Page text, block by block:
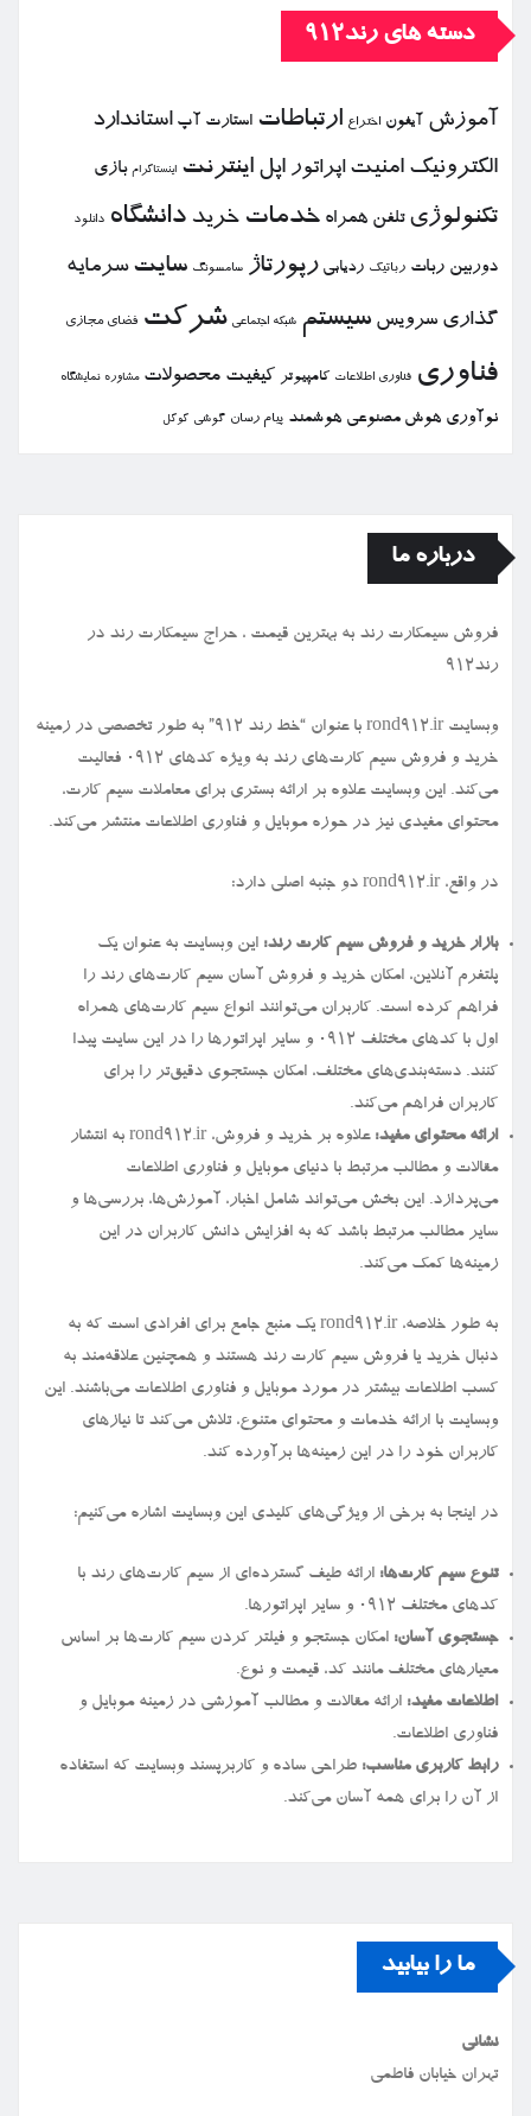
دسته های رند912
آموزش آیفون اختراع ارتباطات استارت آپ استاندارد
الكترونیك امنیت اپراتور اپل اینترنت اینستاگرام بازی
تكنولوژی تلفن همراه خدمات خرید دانشگاه دانلود
دوربین ربات رباتیك ردیابی رپورتاژ سامسونگ سایت سرمایه
گذاری سرویس سیستم شبكه اجتماعی شركت فضای مجازی
فناوری فناوری اطلاعات كامپیوتر كیفیت محصولات مشاوره نمایشگاه
نوآوری هوش مصنوعی هوشمند پیام رسان گوشی گوگل
درباره ما
فروش سیمكارت رند به بهترین قیمت ، حراج سیمكارت رند در
رند912
وبسایت rond912.ir با عنوان “خط رند ۹۱۲” به طور تخصصی در زمینه
خرید و فروش سیم کارت‌های رند به ویژه کدهای ۰۹۱۲ فعالیت
می‌کند. این وبسایت علاوه بر ارائه بستری برای معاملات سیم کارت،
محتوای مفیدی نیز در حوزه موبایل و فناوری اطلاعات منتشر می‌کند.
در واقع، rond912.ir دو جنبه اصلی دارد:
بازار خرید و فروش سیم کارت رند: این وبسایت به عنوان یک
پلتفرم آنلاین، امکان خرید و فروش آسان سیم کارت‌های رند را
فراهم کرده است. کاربران می‌توانند انواع سیم کارت‌های همراه
اول با کدهای مختلف ۰۹۱۲ و سایر اپراتورها را در این سایت پیدا
کنند. دسته‌بندی‌های مختلف، امکان جستجوی دقیق‌تر را برای
کاربران فراهم می‌کند.
ارائه محتوای مفید:
علاوه بر خرید و فروش، rond912.ir به انتشار
مقالات و مطالب مرتبط با دنیای موبایل و فناوری اطلاعات
می‌پردازد. این بخش می‌تواند شامل اخبار، آموزش‌ها، بررسی‌ها و
سایر مطالب مرتبط باشد که به افزایش دانش کاربران در این
زمینه‌ها کمک می‌کند.
به طور خلاصه، rond912.ir یک منبع جامع برای افرادی است که به
دنبال خرید یا فروش سیم کارت رند هستند و همچنین علاقه‌مند به
کسب اطلاعات بیشتر در مورد موبایل و فناوری اطلاعات می‌باشند. این
وبسایت با ارائه خدمات و محتوای متنوع، تلاش می‌کند تا نیازهای
کاربران خود را در این زمینه‌ها برآورده کند.
در اینجا به برخی از ویژگی‌های کلیدی این وبسایت اشاره می‌کنیم:
تنوع سیم کارت‌ها: ارائه طیف گسترده‌ای از سیم کارت‌های رند با
کدهای مختلف ۰۹۱۲ و سایر اپراتورها.
جستجوی آسان: امکان جستجو و فیلتر کردن سیم کارت‌ها بر اساس
معیارهای مختلف مانند کد، قیمت و نوع.
اطلاعات مفید: ارائه مقالات و مطالب آموزشی در زمینه موبایل و
فناوری اطلاعات.
رابط کاربری مناسب: طراحی ساده و کاربرپسند وبسایت که استفاده
از آن را برای همه آسان می‌کند.
ما را بیابید
نشانی
تهران خیابان فاطمی